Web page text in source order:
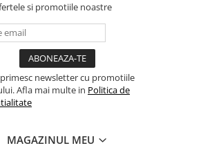
si promotiile noastre
newsletter cu promotiile
Afla mai multe in Politica de
MAGAZINUL MEU